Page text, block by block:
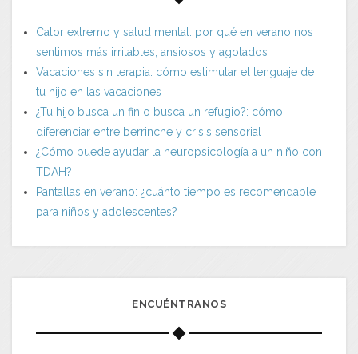
Calor extremo y salud mental: por qué en verano nos
sentimos más irritables, ansiosos y agotados
Vacaciones sin terapia: cómo estimular el lenguaje de
tu hijo en las vacaciones
¿Tu hijo busca un fin o busca un refugio?: cómo
diferenciar entre berrinche y crisis sensorial
¿Cómo puede ayudar la neuropsicología a un niño con
TDAH?
Pantallas en verano: ¿cuánto tiempo es recomendable
para niños y adolescentes?
ENCUÉNTRANOS